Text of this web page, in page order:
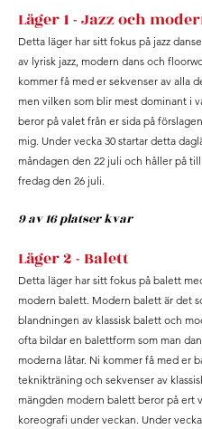
Läger 1 - Jazz och
Detta läger har sitt fokus på jazz
av lyrisk jazz, modern dans och
kommer få med er sekvenser av alla
men vilken som blir mest dominant i
beror på valet från er sida på
mig. Under vecka 30 startar detta
måndagen den 22 juli och håller på
fredag den 26 juli.
9 av 16 platser kvar
Läger 2 - Balett
Detta läger har sitt fokus på balett
modern balett. Modern balett är det
blandningen av klassisk balett och
ofta bildar en balettform som man
moderna låtar. Ni kommer få med er
teknikträning och sekvenser av
mängden modern balett beror på ert
koreografi under veckan. Under